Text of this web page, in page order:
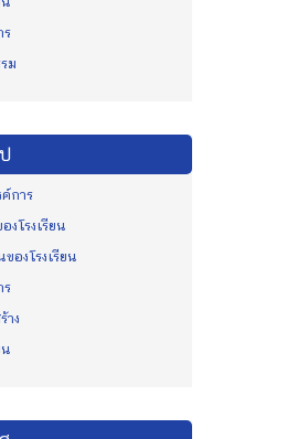
ร
ม
การ
งโรงเรียน
องโรงเรียน
ร
าง